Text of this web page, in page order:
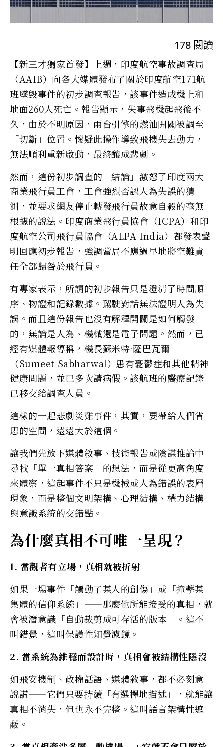
178 閱讀
【新三才獨家首發】上週，印度航空事故調查局
（AAIB）向各大媒體發布了關於印度航空171航
班墜毀事件的初步調查報告，該事件造成機上和
地面260人死亡。報告顯示，失事飛機起飛後不
久，由於不明原因，兩台引擎的燃油開關被調至
「切斷」位置。懷疑此操作導致飛機失去動力，
無法順利重新啟動，最終釀成悲劇。
然而，這份初步調查的「結論」激怒了印度兩大
商業飛行員工會，工會強烈否認人為失誤的猜
測，並要求網友停止轉發飛行員故意自殺的毫無
根據的說法。印度商業飛行員協會（ICPA）和印
度航空公司飛行員協會（ALPA India）都發表聲
明回應初步報告，強調當局不應過早地將空難責
任全部歸咎於飛行員。
有專家表示，所謂的初步報告只是澄清了時間順
序、物證和記錄數據。駕駛對話無法證明人為失
誤。而且這份報告也沒有解釋開關是如何觸發
的，無論是人為、機械還是電子問題。然而，已
經有媒體報導稱，機長蘇米特·薩巴瓦爾
（Sumeet Sabharwal）患有憂鬱症和其他精神
健康問題，並已多次請病假。該航班的醫療記錄
已移交給調查人員。
這樣的一起悲劇災難事件，其實，要帶給人們省
思的空間，遠遠大於這個。
讓我們先放下媒體敘事、技術報告或陰謀推論中
尋找「單一真相答案」的想法，而是從更高角度
來體察，這起事件不只是機械或人為錯誤的表層
現象，而是整個文明架構、心理結構、權力結構
與意識系統的交錯點。
為什麼真相不可唯一呈現？
1. 當觀者有立場，真相就被折射
如果一場事件「觸動了某人的創傷」或「撞擊某
集體的信仰系統」——那麼他所能接受的真相，就
會被潛意識「自動裁剪成可存活的版本」。這不
叫錯覺，這叫保護性知覺濾鏡。
2. 當系統為維穩而設計時，真相會被結構性隱沒
如飛安機制、政權話語、媒體敘事，都不必刻意
說謊——它們只要持續「有選擇地描述」，就能讓
真相不消失，但也永不完整。這叫語言架構性遮
蔽。